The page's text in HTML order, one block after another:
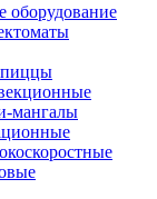
оборудование
мангалы